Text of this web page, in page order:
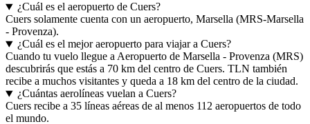
¿Cuál es el aeropuerto de Cuers?
Cuers solamente cuenta con un aeropuerto, Marsella (MRS-Marsella
- Provenza).
¿Cuál es el mejor aeropuerto para viajar a Cuers?
Cuando tu vuelo llegue a Aeropuerto de Marsella - Provenza (MRS)
descubrirás que estás a 70 km del centro de Cuers. TLN también
recibe a muchos visitantes y queda a 18 km del centro de la ciudad.
¿Cuántas aerolíneas vuelan a Cuers?
Cuers recibe a 35 líneas aéreas de al menos 112 aeropuertos de todo
el mundo.